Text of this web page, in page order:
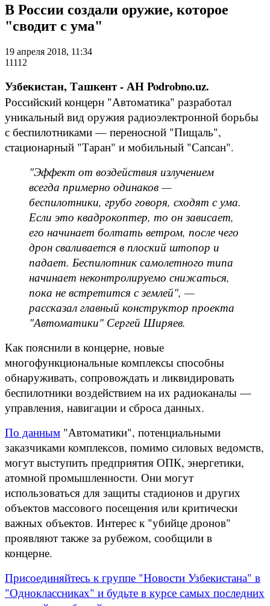
В России создали оружие, которое
"сводит с ума"
19 апреля 2018, 11:34
11112
Узбекистан, Ташкент - АН Podrobno.uz.
Российский концерн "Автоматика" разработал
уникальный вид оружия радиоэлектронной борьбы
с беспилотниками — переносной "Пищаль",
стационарный "Таран" и мобильный "Сапсан".
"Эффект от воздействия излучением
всегда примерно одинаков —
беспилотники, грубо говоря, сходят с ума.
Если это квадрокоптер, то он зависает,
его начинает болтать ветром, после чего
дрон сваливается в плоский штопор и
падает. Беспилотник самолетного типа
начинает неконтролируемо снижаться,
пока не встретится с землей", —
рассказал главный конструктор проекта
"Автоматики" Сергей Ширяев.
Как пояснили в концерне, новые
многофункциональные комплексы способны
обнаруживать, сопровождать и ликвидировать
беспилотники воздействием на их радиоканалы —
управления, навигации и сброса данных.
По данным "Автоматики", потенциальными
заказчиками комплексов, помимо силовых ведомств,
могут выступить предприятия ОПК, энергетики,
атомной промышленности. Они могут
использоваться для защиты стадионов и других
объектов массового посещения или критически
важных объектов. Интерес к "убийце дронов"
проявляют также за рубежом, сообщили в
концерне.
Присоединяйтесь к группе "Новости Узбекистана" в
"Одноклассниках" и будьте в курсе самых последних